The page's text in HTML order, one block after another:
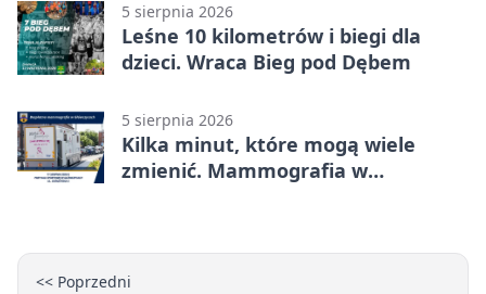
5 sierpnia 2026
Leśne 10 kilometrów i biegi dla
dzieci. Wraca Bieg pod Dębem
5 sierpnia 2026
Kilka minut, które mogą wiele
zmienić. Mammografia w
<< Poprzedni